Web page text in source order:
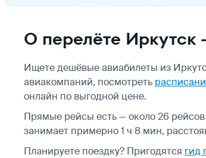
О перелёте Иркутск
Ищете дешёвые авиабилеты из
авиакомпаний, посмотреть
онлайн по выгодной цене.
Прямые рейсы есть — около 26
занимает примерно 1 ч 8 мин,
Планируете поездку? Пригодятся гид